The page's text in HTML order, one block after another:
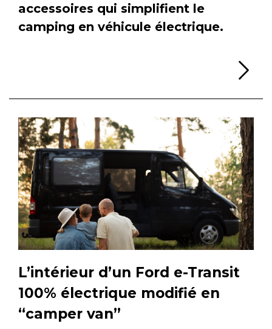
accessoires qui simplifient le
camping en véhicule électrique.
L’intérieur d’un Ford e-Transit
100% électrique modifié en
“camper van”